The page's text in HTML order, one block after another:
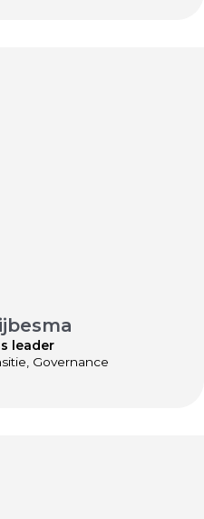
leader
Governance